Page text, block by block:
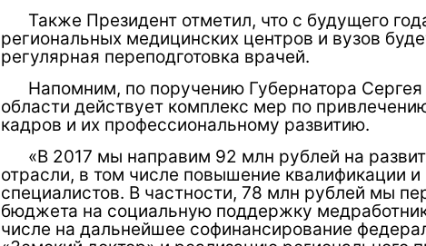
Также Президент отметил, что с будущего
региональных медицинских центров и вузов
регулярная переподготовка врачей.
Напомним, по поручению Губернатора
области действует комплекс мер по
кадров и их профессиональному развитию.
«В 2017 мы направим 92 млн рублей на
отрасли, в том числе повышение квалификации и
специалистов. В частности, 78 млн рублей мы
бюджета на социальную поддержку
числе на дальнейшее софинансирование